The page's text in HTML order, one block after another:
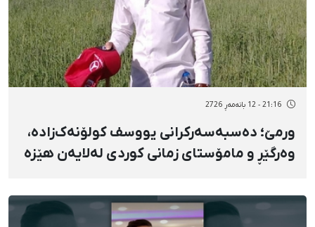
21:16 - 12 بانەمەڕ 2726
ورمێ؛ دەسبەسەرکرانی یووسف کولۆنەک‌زاده،
وەرگێڕ و مامۆستای زمانی کوردی لەلایەن هێزە